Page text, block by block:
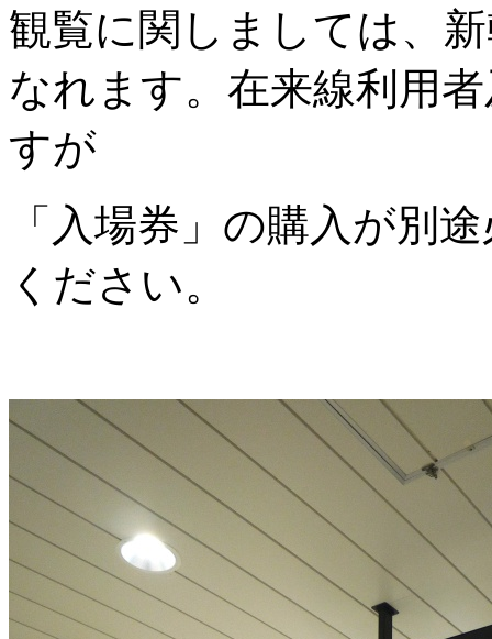
観覧に関しましては、
なれます。在来線利用
すが
「入場券」の購入が別
ください。